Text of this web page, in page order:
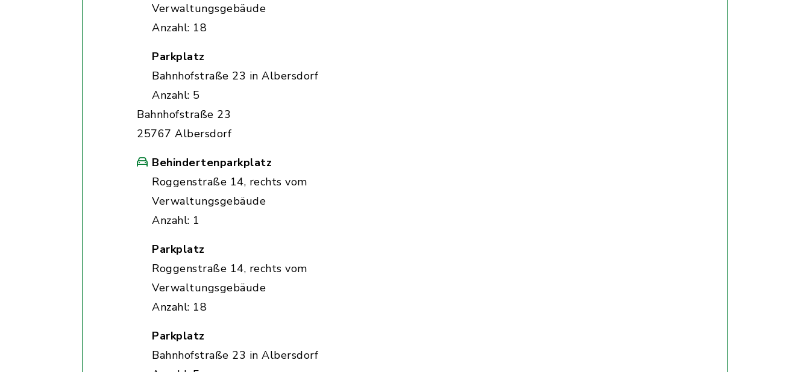
Verwaltungsgebäude
Anzahl: 18
Parkplatz
Bahnhofstraße 23 in Albersdorf
Anzahl: 5
Bahnhofstraße 23
25767 Albersdorf
Behindertenparkplatz
Roggenstraße 14, rechts vom
Verwaltungsgebäude
Anzahl: 1
Parkplatz
Roggenstraße 14, rechts vom
Verwaltungsgebäude
Anzahl: 18
Parkplatz
Bahnhofstraße 23 in Albersdorf